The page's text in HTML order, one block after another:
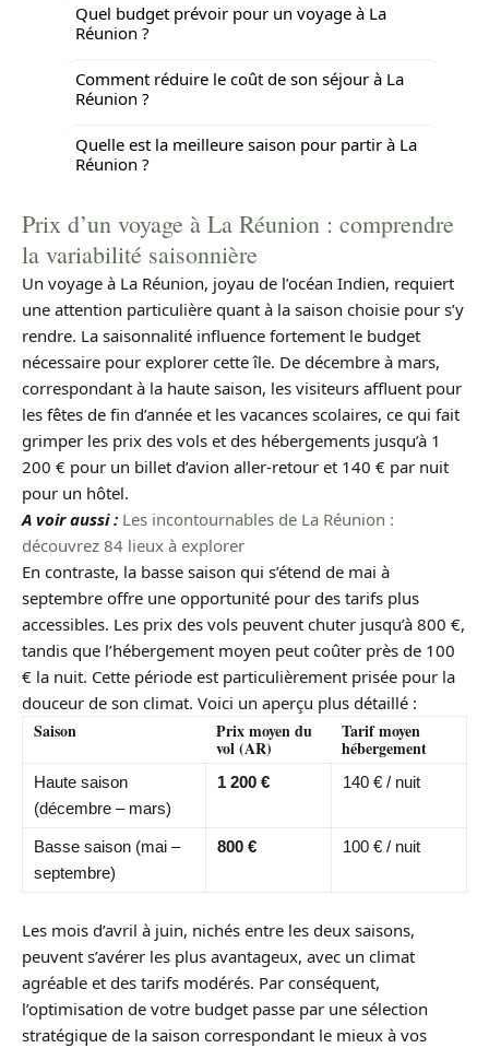
Quel budget prévoir pour un voyage à La
Réunion ?
Comment réduire le coût de son séjour à La
Réunion ?
Quelle est la meilleure saison pour partir à La
Réunion ?
Prix d’un voyage à La Réunion : comprendre
la variabilité saisonnière
Un voyage à La Réunion, joyau de l’océan Indien, requiert
une attention particulière quant à la saison choisie pour s’y
rendre. La saisonnalité influence fortement le budget
nécessaire pour explorer cette île. De décembre à mars,
correspondant à la haute saison, les visiteurs affluent pour
les fêtes de fin d’année et les vacances scolaires, ce qui fait
grimper les prix des vols et des hébergements jusqu’à 1
200 € pour un billet d’avion aller-retour et 140 € par nuit
pour un hôtel.
A voir aussi : Les incontournables de La Réunion :
découvrez 84 lieux à explorer
En contraste, la basse saison qui s’étend de mai à
septembre offre une opportunité pour des tarifs plus
accessibles. Les prix des vols peuvent chuter jusqu’à 800 €,
tandis que l’hébergement moyen peut coûter près de 100
€ la nuit. Cette période est particulièrement prisée pour la
douceur de son climat. Voici un aperçu plus détaillé :
Saison Prix moyen du
vol (AR)
Tarif moyen
hébergement
Haute saison
(décembre – mars)
1 200 € 140 € / nuit
Basse saison (mai –
septembre)
800 € 100 € / nuit
Les mois d’avril à juin, nichés entre les deux saisons,
peuvent s’avérer les plus avantageux, avec un climat
agréable et des tarifs modérés. Par conséquent,
l’optimisation de votre budget passe par une sélection
stratégique de la saison correspondant le mieux à vos